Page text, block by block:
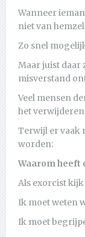
Wanneer
niet van
Zo snel
Maar juist daar
misverstand
Veel mensen
het verwijderen
Terwijl er vaak
worden:
Waarom heeft
Als exorcist
Ik moet weten
Ik moet